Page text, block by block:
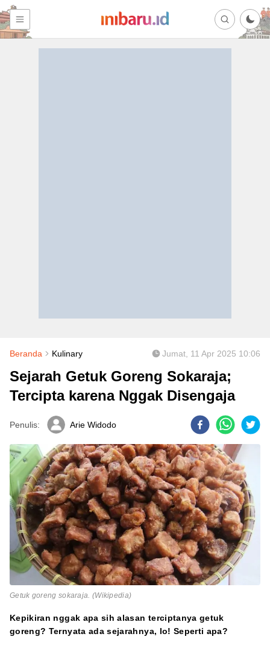
Beranda Kulinary Jumat, 11 Apr 2025 10:06
Sejarah Getuk Goreng Sokaraja;
Tercipta karena Nggak Disengaja
Penulis: Arie Widodo
Getuk goreng sokaraja. (Wikipedia)
Kepikiran nggak apa sih alasan terciptanya getuk
goreng? Ternyata ada sejarahnya, lo! Seperti apa?